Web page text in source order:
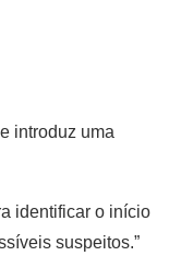
introduz uma
identificar o início
suspeitos.”